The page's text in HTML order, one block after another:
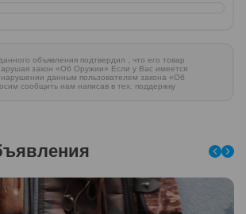
объявления подтвердил , что его товар
закон «Об Оружии» Если у Вас имеется
данным пользователем закона «Об
сообщить нам написав в тех. поддержку